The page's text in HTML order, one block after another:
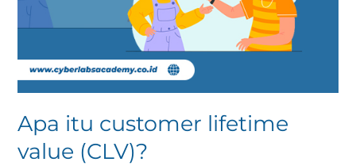
Apa itu customer lifetime
value (CLV)?